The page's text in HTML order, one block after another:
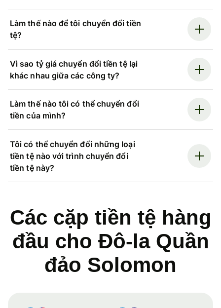
Làm thế nào để tôi chuyển đổi tiền
tệ?
Vì sao tỷ giá chuyển đổi tiền tệ lại
khác nhau giữa các công ty?
Làm thế nào tôi có thể chuyển đổi
tiền của mình?
Tôi có thể chuyển đổi những loại
tiền tệ nào với trình chuyển đổi
tiền tệ này?
Các cặp tiền tệ hàng
đầu cho Đô-la Quần
đảo Solomon